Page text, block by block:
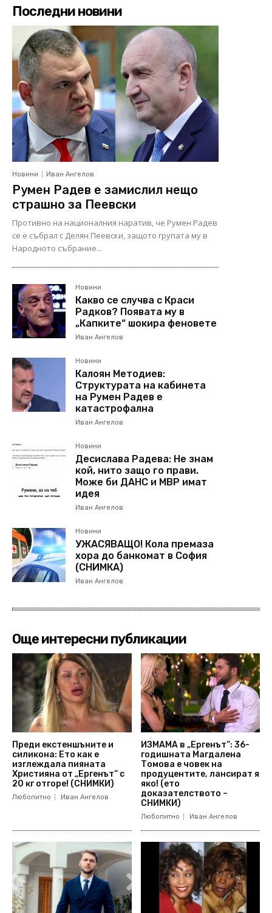
Последни новини
Новини Иван Ангелов
Румен Радев е замислил нещо
страшно за Пеевски
Противно на националния наратив, че Румен Радев
се е събрал с Делян Пеевски, защото групата му в
Народното събрание...
Новини
Какво се случва с Краси
Радков? Появата му в
„Капките“ шокира феновете
Иван Ангелов
Новини
Калоян Методиев:
Структурата на кабинета
на Румен Радев е
катастрофална
Иван Ангелов
Новини
Десислава Радева: Не знам
кой, нито защо го прави.
Може би ДАНС и МВР имат
идея
Иван Ангелов
Новини
УЖАСЯВАЩО! Кола премаза
хора до банкомат в София
(СНИМКА)
Иван Ангелов
Още интересни публикации
Преди екстеншъните и
силикона: Ето как е
изглеждала пияната
Християна от „Ергенът“ с
20 кг отгоре! (СНИМКИ)
Любопитно Иван Ангелов
ИЗМАМА в „Ергенът“: 36-
годишната Магдалена
Томова е човек на
продуцентите, лансират я
яко! (ето
доказателството –
СНИМКИ)
Любопитно Иван Ангелов